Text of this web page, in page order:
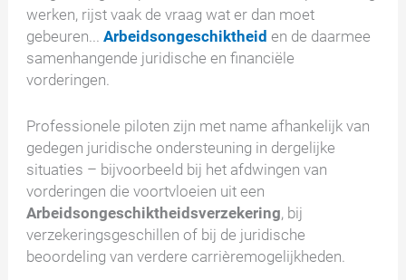
werken, rijst vaak de vraag wat er dan moet
gebeuren...Arbeidsongeschiktheid en de daarmee
samenhangende juridische en financiële
vorderingen.
Professionele piloten zijn met name afhankelijk van
gedegen juridische ondersteuning in dergelijke
situaties – bijvoorbeeld bij het afdwingen van
vorderingen die voortvloeien uit een
Arbeidsongeschiktheidsverzekering, bij
verzekeringsgeschillen of bij de juridische
beoordeling van verdere carrièremogelijkheden.